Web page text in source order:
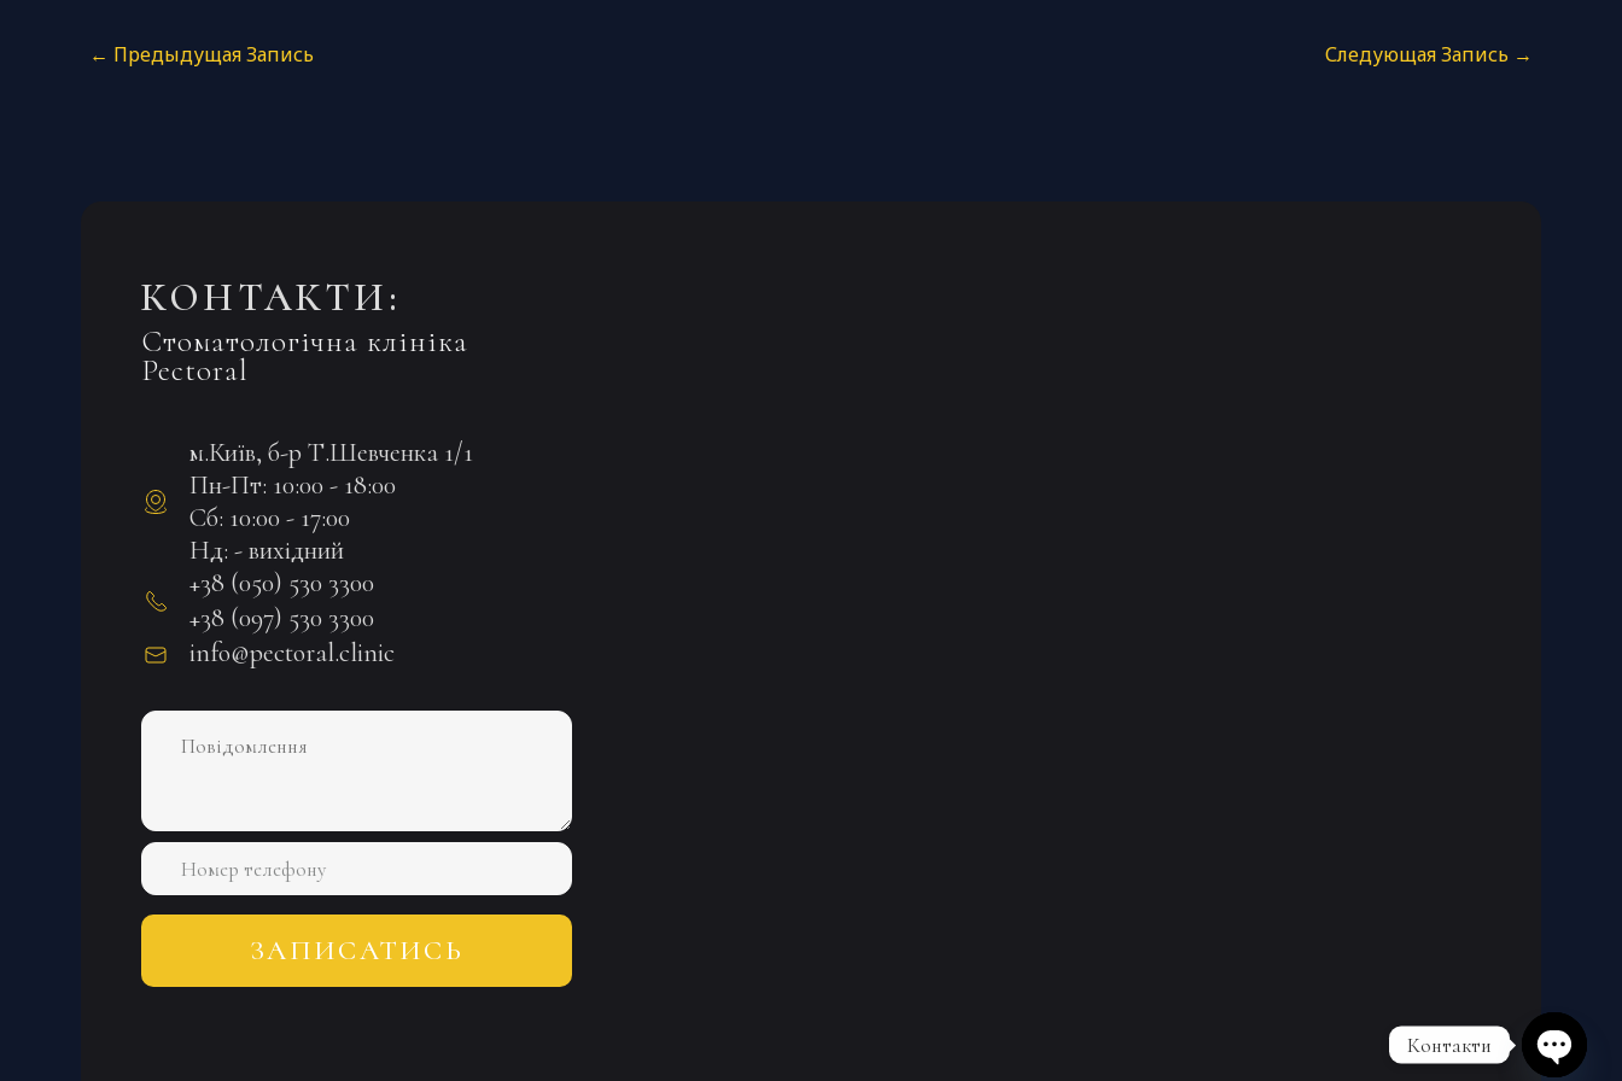
← Предыдущая Запись Следующая Запись →
КОНТАКТИ:
Стоматологічна клініка
Pectoral
м.Київ, б-р Т.Шевченка 1/1
Пн-Пт: 10:00 - 18:00
Сб: 10:00 - 17:00
Нд: - вихідний
+38 (050) 530 3300
+38 (097) 530 3300
info@pectoral.clinic
Контакти